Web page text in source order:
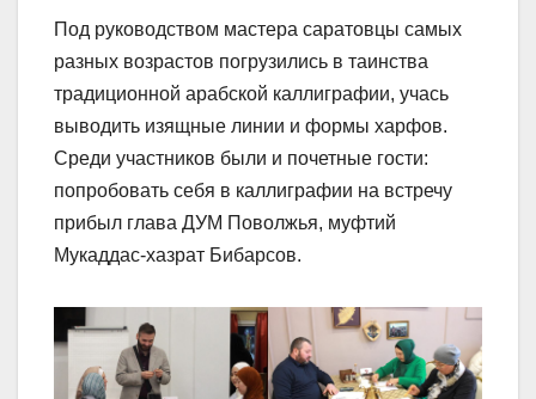
Под руководством мастера саратовцы самых
разных возрастов погрузились в таинства
традиционной арабской каллиграфии, учась
выводить изящные линии и формы харфов.
Среди участников были и почетные гости:
попробовать себя в каллиграфии на встречу
прибыл глава ДУМ Поволжья, муфтий
Мукаддас-хазрат Бибарсов.